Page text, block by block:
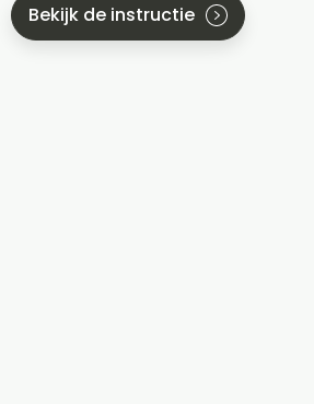
Bekijk de instructie